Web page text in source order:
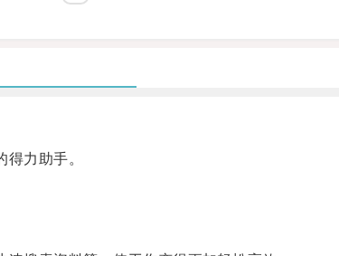
力助手。